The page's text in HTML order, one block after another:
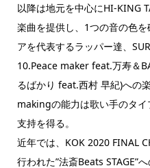
以降は地元を中心にHI-KING
楽曲を提供し、1つの音の色
アを代表するラッパー達、
10.Peace maker feat.万寿＆
るばかり feat.西村 早紀)への
makingの能力は歌い手のタ
支持を得る。
近年では、KOK 2020 FINAL
行われた”法斎Beats STAGE”